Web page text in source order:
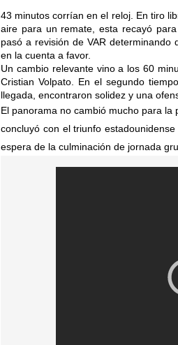
43 minutos corrían en el reloj. En tiro
aire para un remate, esta recayó
pasó a revisión de VAR
en la cuenta a favor.
Un cambio relevante vino a los 60
Cristian Volpato. En el segundo
llegada, encontraron solidez y una
El panorama no cambió mucho para
concluyó con el triunfo
espera de la culminación de jornada